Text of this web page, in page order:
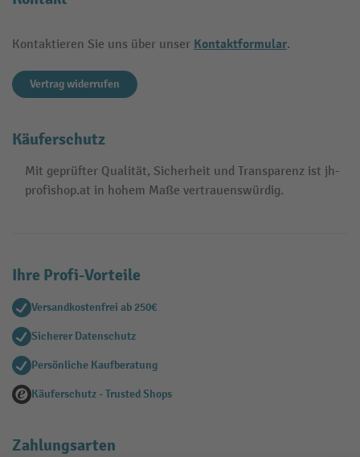
Kontaktieren Sie uns über unser Kontaktformular.
Vertrag widerrufen
Käuferschutz
Mit geprüfter Qualität, Sicherheit und Transparenz ist jh-
profishop.at in hohem Maße vertrauenswürdig.
Ihre Profi-Vorteile
Versandkostenfrei ab 250€
Sicherer Datenschutz
Persönliche Kaufberatung
Käuferschutz - Trusted Shops
Zahlungsarten